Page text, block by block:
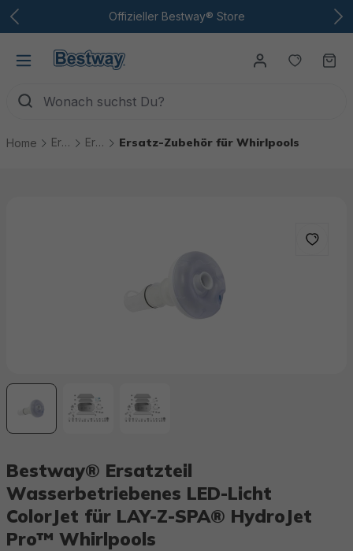
Zum Hauptinhalt Offizieller Bestway® Store
Du
Home Ersatzteile Ersatzteile Whirlpools Ersatz-Zubehör für Whirlpools
Bestway® Ersatzteil
Wasserbetriebenes LED-Licht
ColorJet für LAY-Z-SPA® HydroJet
Pro™ Whirlpools